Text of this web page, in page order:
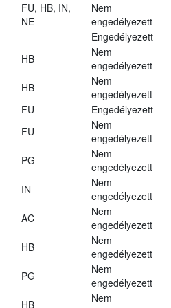
FU, HB, IN,
NE
Nem
engedélyezett
Engedélyezett
HB
Nem
engedélyezett
HB
Nem
engedélyezett
FU
Engedélyezett
FU
Nem
engedélyezett
PG
Nem
engedélyezett
IN
Nem
engedélyezett
AC
Nem
engedélyezett
HB
Nem
engedélyezett
PG
Nem
engedélyezett
HB
Nem